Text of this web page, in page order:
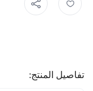
تفاصيل المنتج: